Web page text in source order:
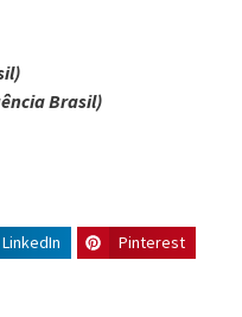
Brasil)
LinkedIn
Pinterest